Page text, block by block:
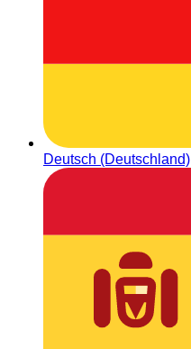
Deutsch (Deutschland)